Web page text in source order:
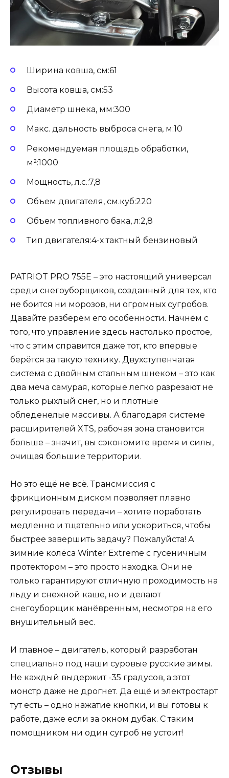
Ширина ковша, см:61
Высота ковша, см:53
Диаметр шнека, мм:300
Макс. дальность выброса снега, м:10
Рекомендуемая площадь обработки,
м²:1000
Мощность, л.с.:7,8
Объем двигателя, см.куб:220
Объем топливного бака, л:2,8
Тип двигателя:4-х тактный бензиновый
PATRIOT PRO 755E – это настоящий универсал
среди снегоуборщиков, созданный для тех, кто
не боится ни морозов, ни огромных сугробов.
Давайте разберём его особенности. Начнём с
того, что управление здесь настолько простое,
что с этим справится даже тот, кто впервые
берётся за такую технику. Двухступенчатая
система с двойным стальным шнеком – это как
два меча самурая, которые легко разрезают не
только рыхлый снег, но и плотные
обледенелые массивы. А благодаря системе
расширителей XTS, рабочая зона становится
больше – значит, вы сэкономите время и силы,
очищая большие территории.
Но это ещё не всё. Трансмиссия с
фрикционным диском позволяет плавно
регулировать передачи – хотите поработать
медленно и тщательно или ускориться, чтобы
быстрее завершить задачу? Пожалуйста! А
зимние колёса Winter Extreme с гусеничным
протектором – это просто находка. Они не
только гарантируют отличную проходимость на
льду и снежной каше, но и делают
снегоуборщик манёвренным, несмотря на его
внушительный вес.
И главное – двигатель, который разработан
специально под наши суровые русские зимы.
Не каждый выдержит -35 градусов, а этот
монстр даже не дрогнет. Да ещё и электростарт
тут есть – одно нажатие кнопки, и вы готовы к
работе, даже если за окном дубак. С таким
помощником ни один сугроб не устоит!
Отзывы